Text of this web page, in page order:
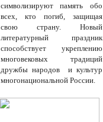
символизируют память обо
всех, кто погиб, защищая
свою страну. Новый
литературный праздник
способствует укреплению
многовековых традиций
дружбы народов и культур
многонациональной России.